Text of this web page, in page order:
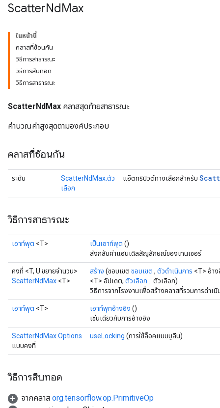
ScatterNdMax
ในหน้านี้
คลาสที่ซ้อนกัน
วิธีการสาธารณะ
วิธีการสืบทอด
วิธีการสาธารณะ
ScatterNdMax คลาสสุดท้ายสาธารณะ
คำนวณค่าสูงสุดตามองค์ประกอบ
คลาสที่ซ้อนกัน
ระดับ
ScatterNdMax.ตัว
เลือก
แอ็ตทริบิวต์ทางเลือกสำหรับ
วิธีการสาธารณะ
เอาท์พุต <T> เป็นเอาท์พุต ()
ส่งกลับค่าแฮนเดิลสัญลักษณ์ของเทนเซอร์
คงที่ <T, U ขยายจำนวน>
ScatterNdMax <T>
สร้าง (ขอบเขต ขอบเขต , ตัวดำเนินการ <T> อ้า
<T> อัปเดต, ตัวเลือก...
ตัวเลือก)
วิธีการจากโรงงานเพื่อสร้างคลาสที่รวมการดำเ
เอาท์พุต <T> เอาท์พุทอ้างอิง ()
เช่นเดียวกับการอ้างอิง
ScatterNdMax.Options
แบบคงที่
useLocking (การใช้ล็อคแบบบูลีน)
วิธีการสืบทอด
จากคลาส org.tensorflow.op.PrimitiveOp